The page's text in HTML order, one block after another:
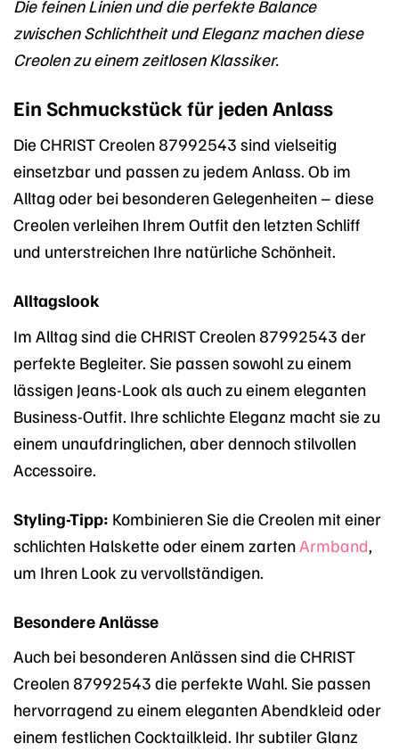
Die feinen Linien und die perfekte Balance
zwischen Schlichtheit und Eleganz machen diese
Creolen zu einem zeitlosen Klassiker.
Ein Schmuckstück für jeden Anlass
Die CHRIST Creolen 87992543 sind vielseitig
einsetzbar und passen zu jedem Anlass. Ob im
Alltag oder bei besonderen Gelegenheiten – diese
Creolen verleihen Ihrem Outfit den letzten Schliff
und unterstreichen Ihre natürliche Schönheit.
Alltagslook
Im Alltag sind die CHRIST Creolen 87992543 der
perfekte Begleiter. Sie passen sowohl zu einem
lässigen Jeans-Look als auch zu einem eleganten
Business-Outfit. Ihre schlichte Eleganz macht sie zu
einem unaufdringlichen, aber dennoch stilvollen
Accessoire.
Styling-Tipp: Kombinieren Sie die Creolen mit einer
schlichten Halskette oder einem zartenArmband,
um Ihren Look zu vervollständigen.
Besondere Anlässe
Auch bei besonderen Anlässen sind die CHRIST
Creolen 87992543 die perfekte Wahl. Sie passen
hervorragend zu einem eleganten Abendkleid oder
einem festlichen Cocktailkleid. Ihr subtiler Glanz